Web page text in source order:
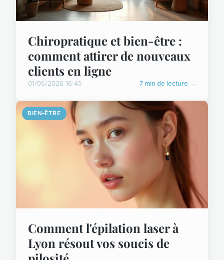
Chiropratique et bien-être :
comment attirer de nouveaux
clients en ligne
01/05/2026 16:45 7 min de lecture →
BIEN-ÊTRE
Comment l'épilation laser à
Lyon résout vos soucis de